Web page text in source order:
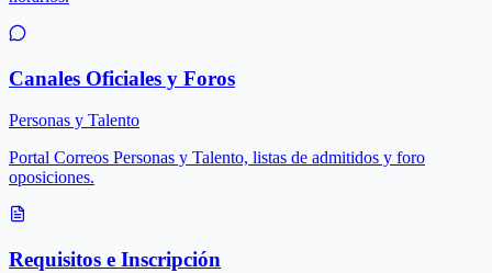
Canales Oficiales y Foros
Personas y Talento
Portal Correos Personas y Talento, listas de admitidos y foro
oposiciones.
Requisitos e Inscripción